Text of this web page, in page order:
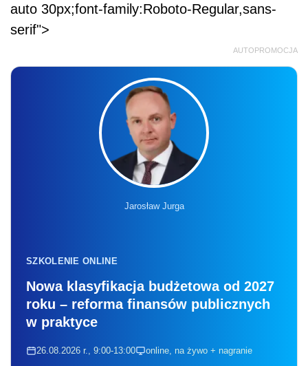
auto 30px;font-family:Roboto-Regular,sans-
serif">
AUTOPROMOCJA
Jarosław Jurga
SZKOLENIE ONLINE
Nowa klasyfikacja budżetowa od 2027
roku – reforma finansów publicznych
w praktyce
26.08.2026 r., 9:00-13:00 online, na żywo + nagranie